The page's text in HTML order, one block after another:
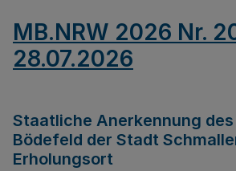
MB.NRW 2026 Nr.
28.07.2026
Staatliche Anerkennung
Bödefeld der Stadt
Erholungsort